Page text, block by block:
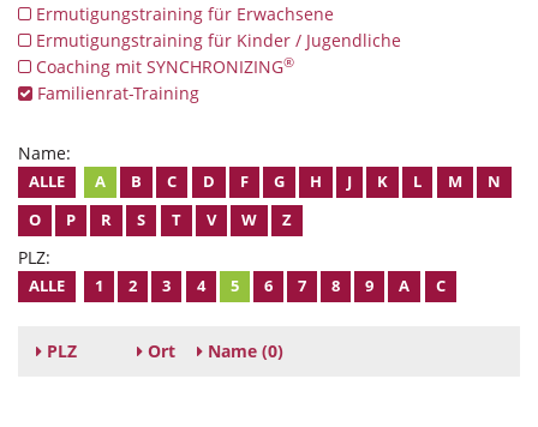
Ermutigungstraining für Erwachsene
Ermutigungstraining für Kinder / Jugendliche
Coaching mit SYNCHRONIZING®
Familienrat-Training
Name:
ALLE A B C D F G H J K L M
N
O
P R S T V W Z
PLZ:
ALLE 1 2 3 4 5 6 7 8 9 A C
PLZ Ort Name (0)